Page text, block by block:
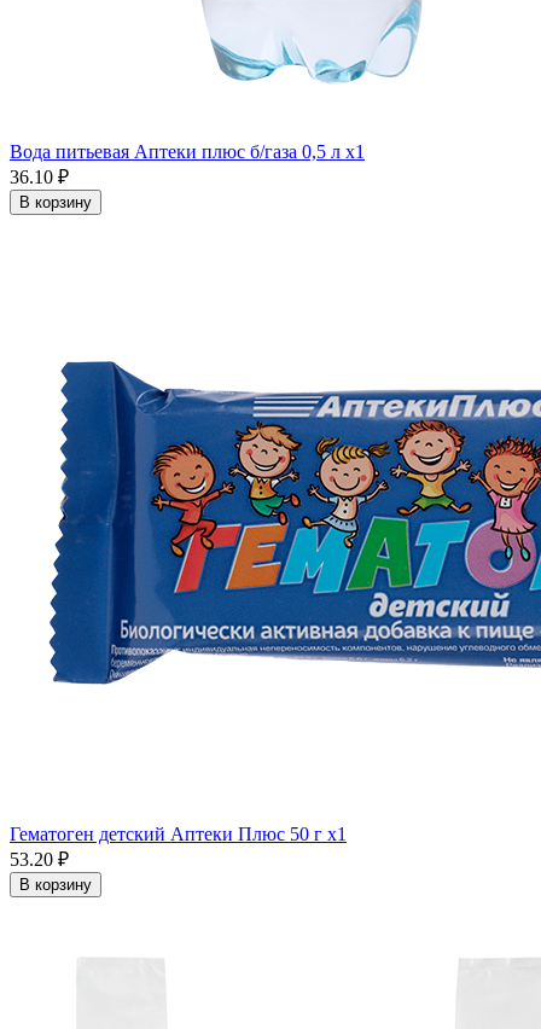
Вода питьевая Аптеки плюс б/газа 0,5 л x1
36.10 ₽
В корзину
Гематоген детский Аптеки Плюс 50 г x1
53.20 ₽
В корзину